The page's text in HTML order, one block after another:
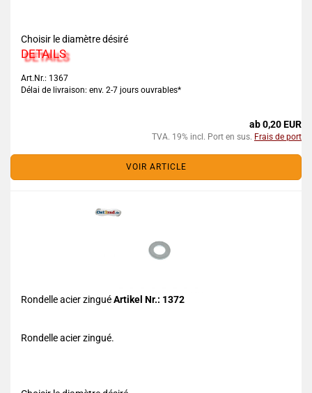
Choisir le diamètre désiré
DETAILS
Art.Nr.: 1367
Délai de livraison: env. 2-7 jours ouvrables*
ab 0,20 EUR
TVA. 19% incl. Port en sus. Frais de port
VOIR ARTICLE
Rondelle acier zinguéArtikel Nr.: 1372
Rondelle acier zingué.